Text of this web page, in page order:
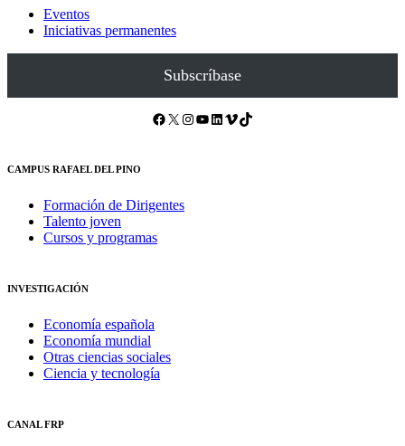
Eventos
Iniciativas permanentes
Subscríbase
Facebook X Instagram YouTube LinkedIn Vimeo TikTok
CAMPUS RAFAEL DEL PINO
Formación de Dirigentes
Talento joven
Cursos y programas
INVESTIGACIÓN
Economía española
Economía mundial
Otras ciencias sociales
Ciencia y tecnología
CANAL FRP